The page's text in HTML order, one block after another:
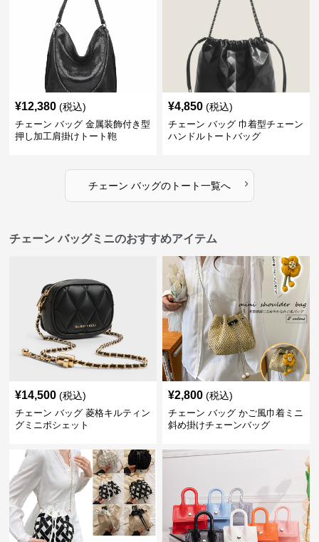
¥12,380 (税込)
チェーン バッグ 金属装飾付き型
押し加工肩掛けトート鞄
¥4,850 (税込)
チェーン バッグ 巾着型チェーン
ハンドルトートバッグ
チェーン バッグのトート一覧へ ›
チェーン バッグミニのおすすめアイテム
¥14,500 (税込)
チェーン バッグ 菱格キルティン
グミニポシェット
¥2,800 (税込)
チェーン バッグ かご風巾着ミニ
斜め掛けチェーンバッグ